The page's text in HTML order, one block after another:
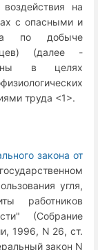
на
с опасными и
по добыче
(далее -
в целях
труда <1>.
закона от
угля,
работников
(Собрание
1996, N 26, ст.
закон N